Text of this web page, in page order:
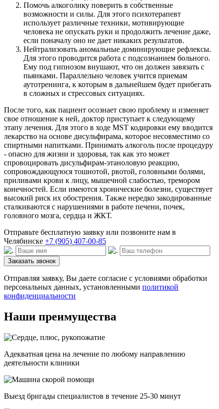
Помочь алкоголику поверить в собственные
возможности и силы. Для этого психотерапевт
использует различные техники, мотивирующие
человека не опускать руки и продолжить лечение даже,
если поначалу оно не дает никаких результатов.
Нейтрализовать аномальные доминирующие рефлексы.
Для этого проводится работа с подсознанием больного.
Ему под гипнозом внушают, что он должен завязать с
пьянками. Параллельно человек учится приемам
аутотренинга, к которым в дальнейшем будет прибегать
в сложных и стрессовых ситуациях.
После того, как пациент осознает свою проблему и изменяет
свое отношение к ней, доктор приступает к следующему
этапу лечения. Для этого в ходе MST кодировки ему вводится
лекарство на основе дисульфирама, которое несовместимо со
спиртными напитками. Принимать алкоголь после процедуру
- опасно для жизни и здоровья, так как это может
спровоцировать дисульфирам-этаноловую реакцию,
сопровождающуюся тошнотой, рвотой, головными болями,
приливами крови к лицу, мышечной слабостью, тремором
конечностей. Если имеются хронические болезни, существует
высокий риск их обострения. Также нередко закодированные
сталкиваются с нарушениями в работе печени, почек,
головного мозга, сердца и ЖКТ.
Отправьте бесплатную заявку или позвоните нам в
Челябинске +7 (905) 407-00-85
Заказать звонок
Отправляя заявку, Вы даете согласие с условиями обработки
персональных данных, установленными политикой
конфиденциальности
Наши преимущества
Адекватная цена на лечение по любому направлению
деятельности клиники
Выезд бригады специалистов в течение 25-30 минут